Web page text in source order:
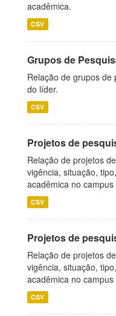
acadêmica.
CSV
Grupos de
Relação de grupos
do líder.
CSV
Projetos de
Relação de projetos
vigência, situação,
acadêmica no campus
CSV
Projetos de
Relação de projetos
vigência, situação,
acadêmica no campus
CSV